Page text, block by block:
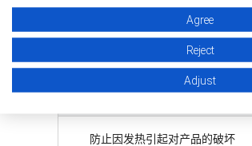
限制输出晶体管的过载电流
内置热敏关闭电路
防止因发热引起对产品的破坏
Agree
Reject
Adjust